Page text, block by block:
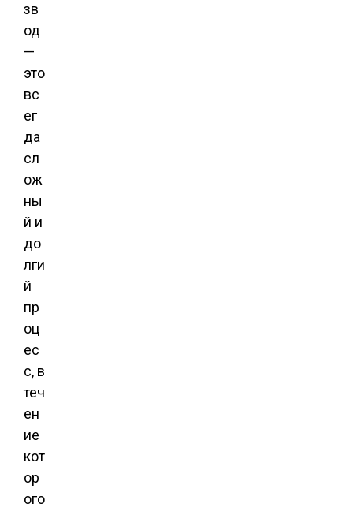
зв
од
—
это
вс
ег
да
сл
ож
ны
й и
до
лги
й
пр
оц
ес
с, в
теч
ен
ие
кот
ор
ого